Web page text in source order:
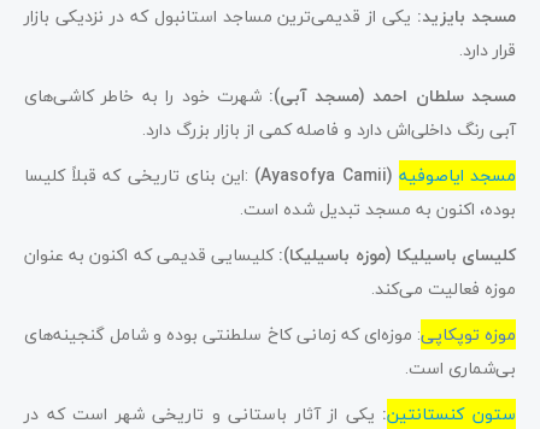
مسجد بایزید: یکی از قدیمی‌ترین مساجد استانبول که در نزدیکی بازار
قرار دارد.
مسجد سلطان احمد (مسجد آبی): شهرت خود را به خاطر کاشی‌های
آبی رنگ داخلی‌اش دارد و فاصله کمی از بازار بزرگ دارد.
مسجد ایاصوفیه (Ayasofya Camii)
:این بنای تاریخی که قبلاً کلیسا
بوده، اکنون به مسجد تبدیل شده است.
کلیسای باسیلیکا (موزه باسیلیکا):کلیسایی قدیمی که اکنون به عنوان
موزه فعالیت می‌کند.
موزه توپکاپی: موزه‌ای که زمانی کاخ سلطنتی بوده و شامل گنجینه‌های
بی‌شماری است.
ستون کنستانتین: یکی از آثار باستانی و تاریخی شهر است که در